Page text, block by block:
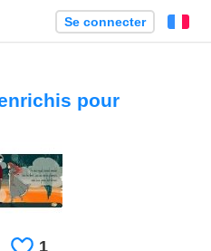
Se connecter
pour
Favori J'aime
1